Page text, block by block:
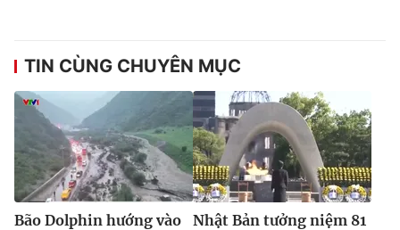
TIN CÙNG CHUYÊN MỤC
Bão Dolphin hướng vào
Nhật Bản tưởng niệm 81